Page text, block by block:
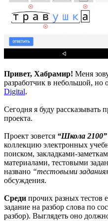
Привет, Хабрамир! Меня
разработчик в небольшой, но
Digital.
Сегодня я буду рассказывать
проекта.
Проект зовется “Школа 2100”
коллекцию электронных
поиском, закладками-
материалами, тестовыми
названо “тестовыми
обсуждения.
Среди прочих разных тестов
задание на разбор слова по
разбор). Выглядеть оно